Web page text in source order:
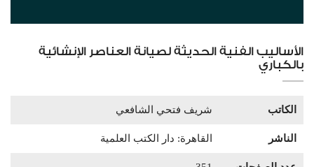
الأساليب الفنية الحديثة لصيانة العناصر الإنشائية
بالكباري
الكاتب شريف فتحي الشافعي
الناشر القاهرة: دار الكتب العلمية